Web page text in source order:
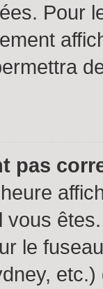
Pour
pas
vous
le